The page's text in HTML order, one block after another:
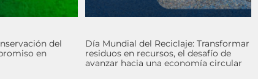
del
en
Día Mundial del Reciclaje: Transformar
residuos en recursos, el desafío de
avanzar hacia una economía circular